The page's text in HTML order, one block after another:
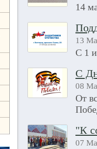
14
13
С 1
С
08
От
"К
07